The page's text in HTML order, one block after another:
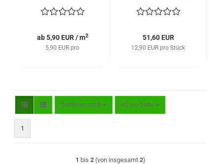
ab 5,90 EUR / m2
5,90 EUR pro
51,60 EUR
12,90 EUR pro Stück
Sortieren nach
Sortieren nach 40 pro Seite
pro Seite
1
1 bis 2 (von insgesamt 2)